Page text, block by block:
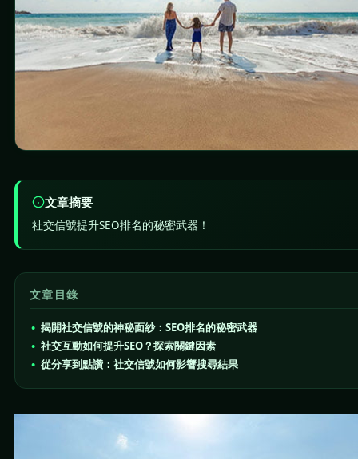
文章摘要
社交信號提升SEO排名的秘密武器！
文章目錄
揭開社交信號的神秘面紗：SEO排名的秘密武器
社交互動如何提升SEO？探索關鍵因素
從分享到點讚：社交信號如何影響搜尋結果